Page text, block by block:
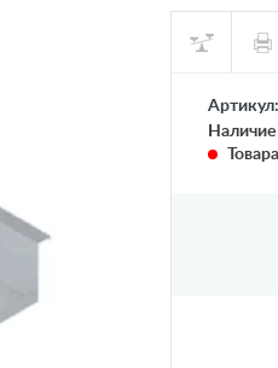
Артикул:
Наличие